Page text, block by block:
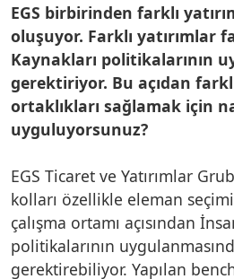
EGS birbirinden farklı
oluşuyor. Farklı yatırımlar
Kaynakları politikalarının
gerektiriyor. Bu açıdan
ortaklıkları sağlamak için
uyguluyorsunuz?
EGS Ticaret ve Yatırımlar
kolları özellikle eleman
çalışma ortamı açısından
politikalarının
gerektirebiliyor. Yapılan